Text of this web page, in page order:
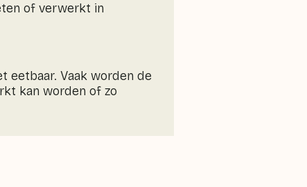
of verwerkt in
eetbaar. Vaak worden de
kan worden of zo